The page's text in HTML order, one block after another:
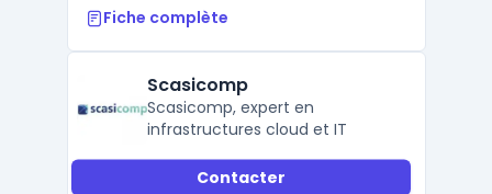
Fiche complète
Scasicomp
Scasicomp, expert en
infrastructures cloud et IT
Contacter